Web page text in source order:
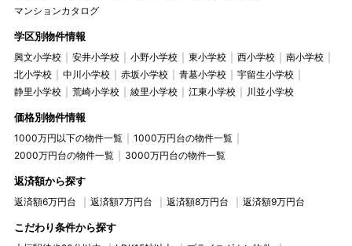
マンションカタログ
学区別物件情報
興文小学校 安井小学校 小野小学校 東小学校 西小学校
南小学校
北小学校
中川小学校 赤坂小学校 青墓小学校
宇留生小学校
静里小学校
荒崎小学校 綾里小学校 江東小学校 川並小学校
価格別物件情報
1000万円以下の物件一覧
1000万円台の物件一覧
2000万円台の物件一覧
3000万円台の物件一覧
返済額から探す
返済額6万円台 返済額7万円台 返済額8万円台 返済額9万円台
こだわり条件から探す